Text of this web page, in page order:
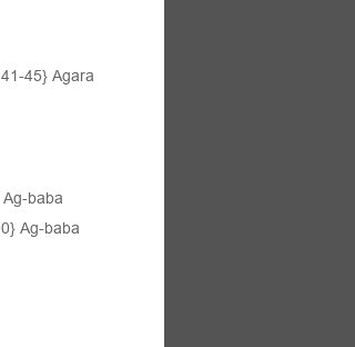
45} Agara
Ag-baba
Ag-baba